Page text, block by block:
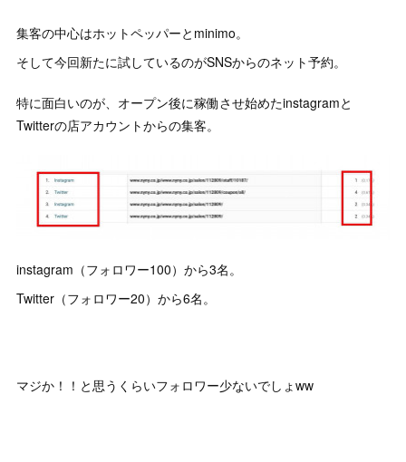
集客の中心はホットペッパーとminimo。
そして今回新たに試しているのがSNSからのネット予約。
特に面白いのが、オープン後に稼働させ始めたinstagramと
Twitterの店アカウントからの集客。
instagram（フォロワー100）から3名。
Twitter（フォロワー20）から6名。
マジか！！と思うくらいフォロワー少ないでしょww